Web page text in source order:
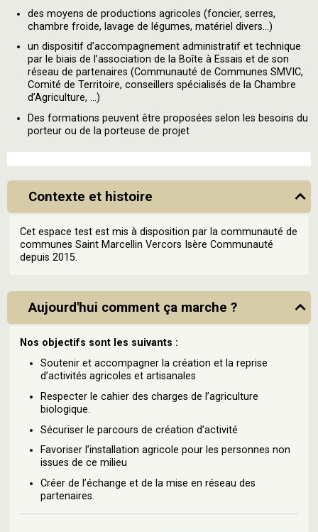
des moyens de productions agricoles (foncier, serres,
chambre froide, lavage de légumes, matériel divers…)
un dispositif d’accompagnement administratif et technique
par le biais de l’association de la Boîte à Essais et de son
réseau de partenaires (Communauté de Communes SMVIC,
Comité de Territoire, conseillers spécialisés de la Chambre
d’Agriculture, …)
Des formations peuvent être proposées selon les besoins du
porteur ou de la porteuse de projet
Contexte et histoire
Cet espace test est mis à disposition par la communauté de
communes Saint Marcellin Vercors Isère Communauté
depuis 2015.
Aujourd'hui comment ça marche ?
Nos objectifs sont les suivants :
Soutenir et accompagner la création et la reprise
d’activités agricoles et artisanales
Respecter le cahier des charges de l’agriculture
biologique.
Sécuriser le parcours de création d’activité
Favoriser l’installation agricole pour les personnes non
issues de ce milieu
Créer de l’échange et de la mise en réseau des
partenaires.